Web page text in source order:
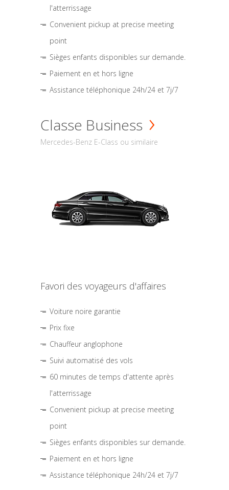
l'atterrissage
Convenient pickup at precise meeting
point
Sièges enfants disponibles sur demande.
Paiement en et hors ligne
Assistance téléphonique 24h/24 et 7j/7
Classe Business
Mercedes-Benz E-Class ou similaire
Favori des voyageurs d'affaires
Voiture noire garantie
Prix fixe
Chauffeur anglophone
Suivi automatisé des vols
60 minutes de temps d'attente après
l'atterrissage
Convenient pickup at precise meeting
point
Sièges enfants disponibles sur demande.
Paiement en et hors ligne
Assistance téléphonique 24h/24 et 7j/7